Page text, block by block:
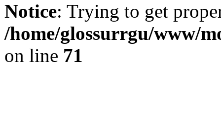
Notice: Trying to get
/home/glossurrgu/www/
on line 71